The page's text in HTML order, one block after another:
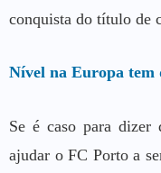
conquista do título de
Nível na Europa tem
Se é caso para dizer
ajudar o FC Porto a